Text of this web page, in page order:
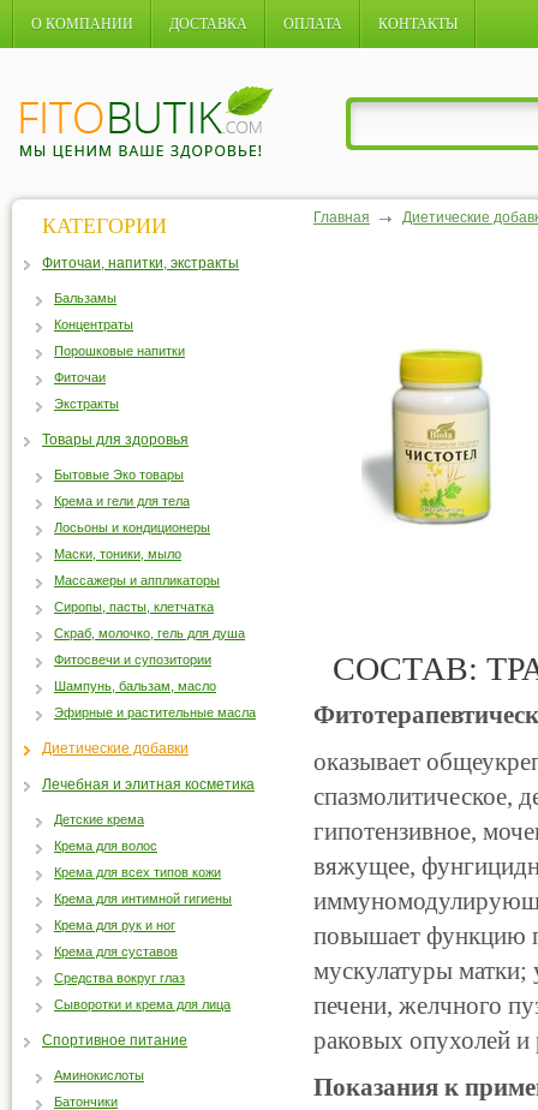
О КОМПАНИИ ДОСТАВКА ОПЛАТА КОНТАКТЫ
Главная Диетические
СОСТАВ:
оказывает
спазмолитическое,
гипотензивное,
вяжущее,
повышает функцию
мускулатуры
печени, желчного
раковых опухолей и
Показания к
КАТЕГОРИИ
Фиточаи, напитки, экстракты
Бальзамы
Концентраты
Порошковые напитки
Фиточаи
Экстракты
Товары для здоровья
Бытовые Эко товары
Крема и гели для тела
Лосьоны и кондиционеры
Маски, тоники, мыло
Массажеры и аппликаторы
Сиропы, пасты, клетчатка
Скраб, молочко, гель для душа
Фитосвечи и супозитории
Шампунь, бальзам, масло
Эфирные и растительные масла
Диетические добавки
Лечебная и элитная косметика
Детские крема
Крема для волос
Крема для всех типов кожи
Крема для интимной гигиены
Крема для рук и ног
Крема для суставов
Средства вокруг глаз
Сыворотки и крема для лица
Спортивное питание
Аминокислоты
Батончики